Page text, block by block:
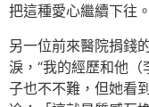
把這種愛心繼續下往。
另一位前來醫院捐錢
淚，“我的經歷和他（
子也不不難，但她看